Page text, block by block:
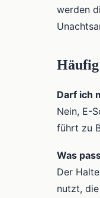
werden
Häufig
Darf ich
Nein, E-
führt zu
Was
Der
nutzt,